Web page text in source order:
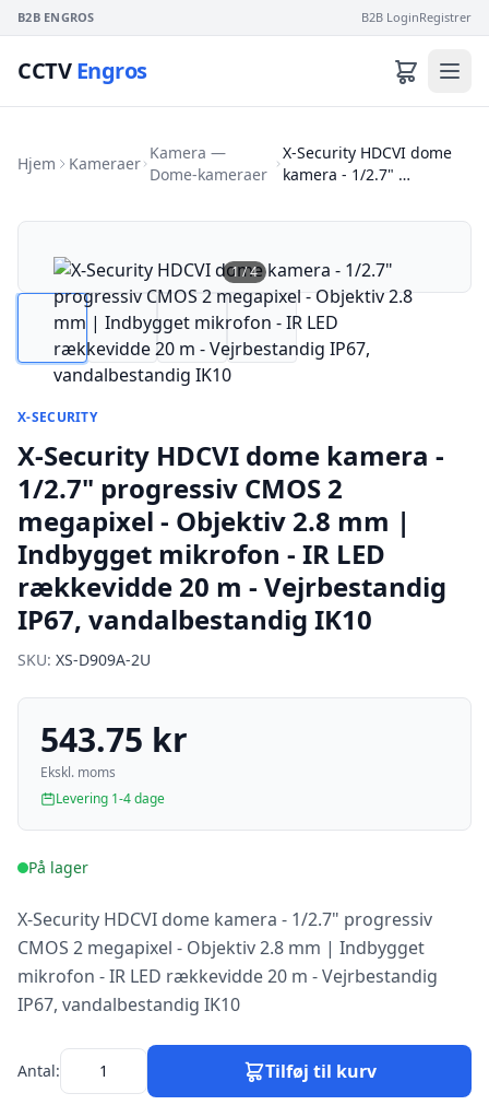
B2B ENGROS B2B LoginRegistrer
CCTVEngros
Hjem Kameraer
Kamera —
Dome-kameraer
X-Security HDCVI dome
kamera - 1/2.7" …
1/4
X-SECURITY
X-Security HDCVI dome kamera -
1/2.7" progressiv CMOS 2
megapixel - Objektiv 2.8 mm |
Indbygget mikrofon - IR LED
rækkevidde 20 m - Vejrbestandig
IP67, vandalbestandig IK10
SKU: XS-D909A-2U
543.75 kr
Ekskl. moms
Levering 1-4 dage
På lager
X-Security HDCVI dome kamera - 1/2.7" progressiv
CMOS 2 megapixel - Objektiv 2.8 mm | Indbygget
mikrofon - IR LED rækkevidde 20 m - Vejrbestandig
IP67, vandalbestandig IK10
Antal: Tilføj til kurv